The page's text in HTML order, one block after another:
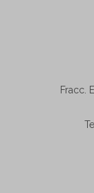
Fracc.